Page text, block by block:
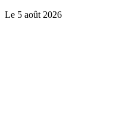
Le 5 août 2026